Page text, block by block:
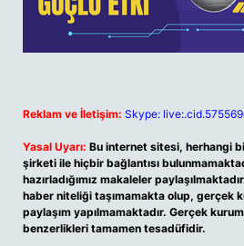
Reklam ve İletişim: Skype:
Yasal Uyarı: Bu internet sitesi, herhangi
şirketi ile hiçbir bağlantısı
hazırladığımız makaleler
haber niteliği taşımamakta olup, gerçek
paylaşım yapılmamaktadır. Gerçek
benzerlikleri tamamen tesadüfidir.